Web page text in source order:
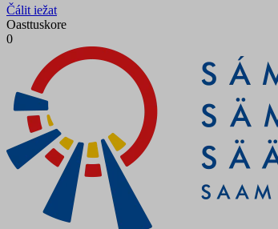
Čálit iežat
Oasttuskore
0